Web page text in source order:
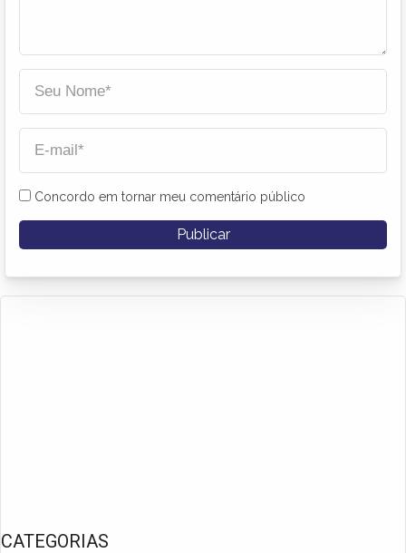
Concordo em tornar meu comentário público
CATEGORIAS